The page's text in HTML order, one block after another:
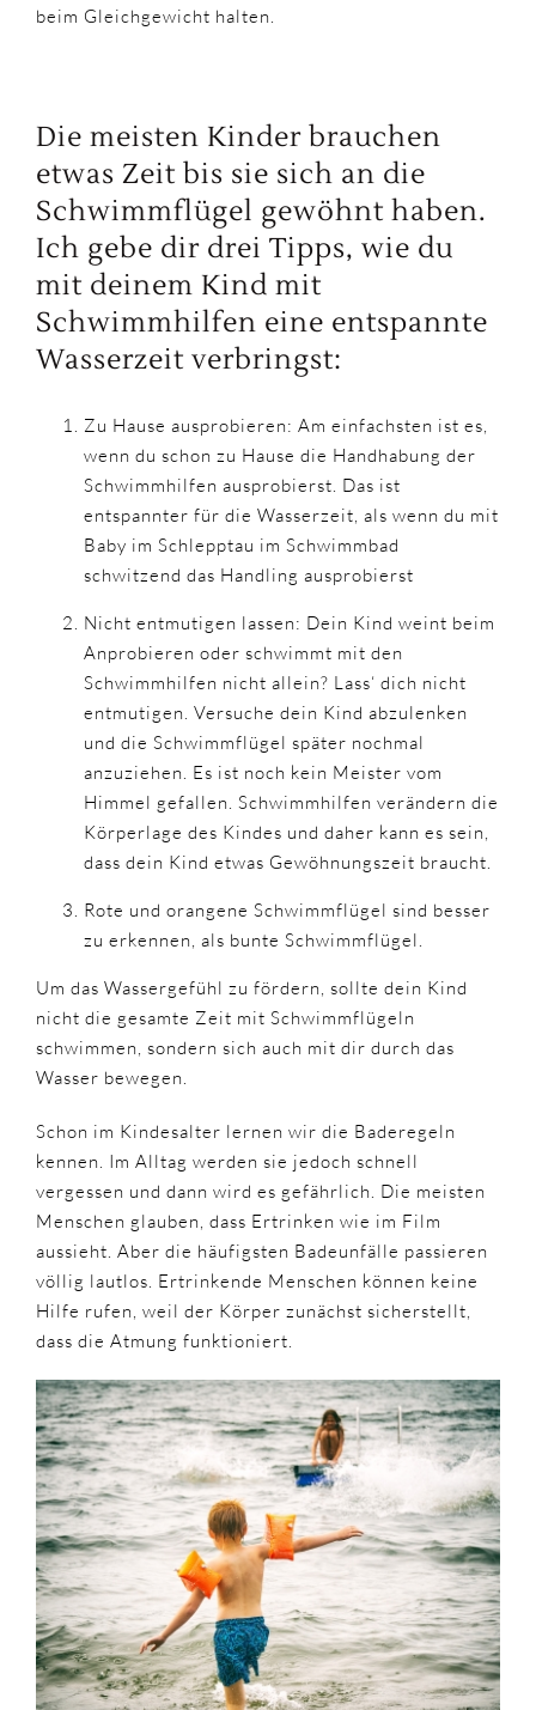
beim Gleichgewicht halten.
Die meisten Kinder brauchen
etwas Zeit bis sie sich an die
Schwimmflügel gewöhnt haben.
Ich gebe dir drei Tipps, wie du
mit deinem Kind mit
Schwimmhilfen eine entspannte
Wasserzeit verbringst:
Zu Hause ausprobieren: Am einfachsten ist es,
wenn du schon zu Hause die Handhabung der
Schwimmhilfen ausprobierst. Das ist
entspannter für die Wasserzeit, als wenn du mit
Baby im Schlepptau im Schwimmbad
schwitzend das Handling ausprobierst
Nicht entmutigen lassen: Dein Kind weint beim
Anprobieren oder schwimmt mit den
Schwimmhilfen nicht allein? Lass‘ dich nicht
entmutigen. Versuche dein Kind abzulenken
und die Schwimmflügel später nochmal
anzuziehen. Es ist noch kein Meister vom
Himmel gefallen. Schwimmhilfen verändern die
Körperlage des Kindes und daher kann es sein,
dass dein Kind etwas Gewöhnungszeit braucht.
Rote und orangene Schwimmflügel sind besser
zu erkennen, als bunte Schwimmflügel.
Um das Wassergefühl zu fördern, sollte dein Kind
nicht die gesamte Zeit mit Schwimmflügeln
schwimmen, sondern sich auch mit dir durch das
Wasser bewegen.
Schon im Kindesalter lernen wir die Baderegeln
kennen. Im Alltag werden sie jedoch schnell
vergessen und dann wird es gefährlich. Die meisten
Menschen glauben, dass Ertrinken wie im Film
aussieht. Aber die häufigsten Badeunfälle passieren
völlig lautlos. Ertrinkende Menschen können keine
Hilfe rufen, weil der Körper zunächst sicherstellt,
dass die Atmung funktioniert.